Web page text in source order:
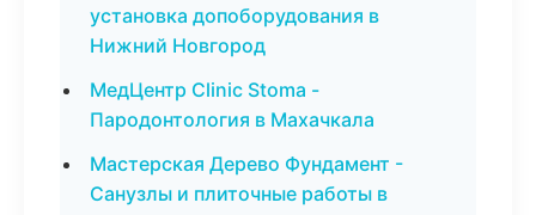
установка допоборудования в
Нижний Новгород
МедЦентр Clinic Stoma -
Пародонтология в Махачкала
Мастерская Дерево Фундамент -
Санузлы и плиточные работы в